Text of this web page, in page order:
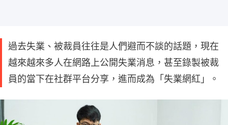
過去失業、被裁員往往是人們避而不談的話題，現在
越來越來多人在網路上公開失業消息，甚至錄製被裁
員的當下在社群平台分享，進而成為「失業網紅」。